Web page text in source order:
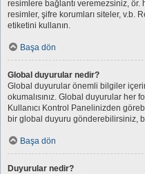
resimlere bağlantı veremezsiniz,
resimler, şifre korumları siteler, v.b.
etiketini kullanın.
Başa dön
Global duyurular nedir?
Global duyurular önemli bilgiler
okumalısınız. Global duyurular her
Kullanıcı Kontrol Panelinizden
bir global duyuru gönderebilirsiniz,
Başa dön
Duyurular nedir?